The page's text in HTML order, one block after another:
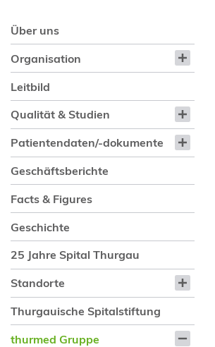
Über uns
Organisation
Leitbild
Qualität & Studien
Patientendaten/-dokumente
Geschäftsberichte
Facts & Figures
Geschichte
25 Jahre Spital Thurgau
Standorte
Thurgauische Spitalstiftung
thurmed Gruppe